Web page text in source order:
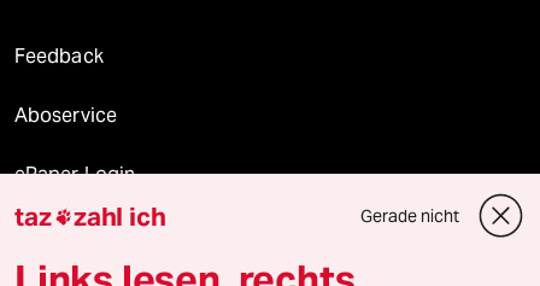
Feedback
Aboservice
ePaper Login
Downloads für Abonnierende
taz zahl ich Gerade nicht